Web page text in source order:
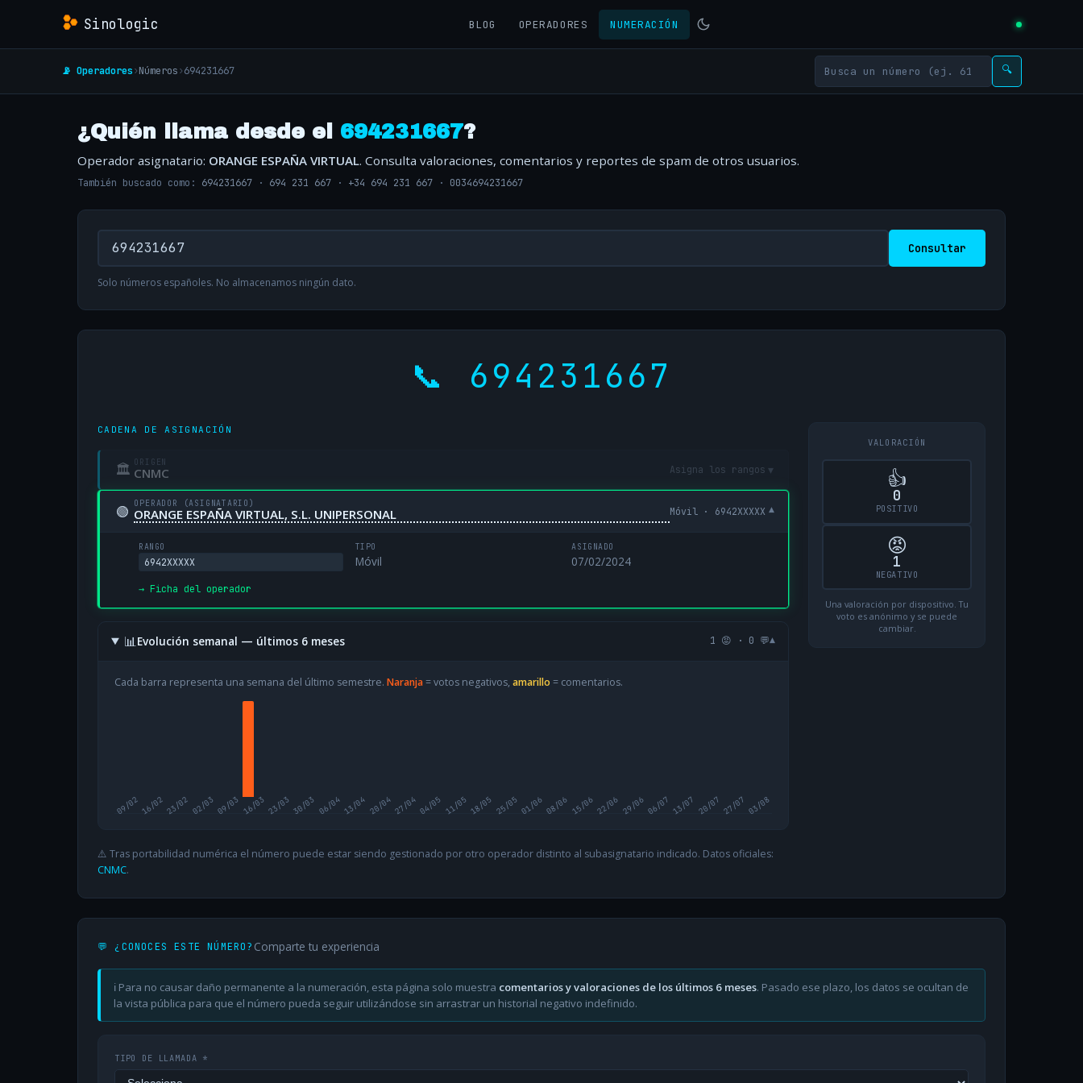
Sinologic BLOG OPERADORES NUMERACIÓN
📡 Operadores›Números›694231667 🔍
¿Quién llama desde el 694231667?
Operador asignatario: ORANGE ESPAÑA VIRTUAL. Consulta valoraciones, comentarios y reportes de spam de otros usuarios.
También buscado como: 694231667 · 694 231 667 · +34 694 231 667 · 0034694231667
Consultar
Solo números españoles. No almacenamos ningún dato.
📞 694231667
CADENA DE ASIGNACIÓN
🏛 ORIGEN
CNMC Asigna los rangos ▾
🟢 OPERADOR (ASIGNATARIO)
ORANGE ESPAÑA VIRTUAL, S.L. UNIPERSONAL Móvil · 6942XXXXX ▾
RANGO
6942XXXXX
TIPO
Móvil
ASIGNADO
07/02/2024
→ Ficha del operador
📊Evolución semanal — últimos 6 meses 1 😡 · 0 💬▾
Cada barra representa una semana del último semestre. Naranja= votos negativos, amarillo = comentarios.
09/0216/0223/02 02/03 09/03 16/03 23/03 30/03 06/0413/04 20/0427/0404/05 11/0518/05 25/0501/0608/06 15/0622/06 29/0606/07 13/07 20/07 27/07 03/08
⚠️ Tras portabilidad numérica el número puede estar siendo gestionado por otro operador distinto al subasignatario indicado. Datos oficiales:
CNMC.
VALORACIÓN
👍
0
POSITIVO
😡
1
NEGATIVO
Una valoración por dispositivo. Tu
voto es anónimo y se puede
cambiar.
💬 ¿CONOCES ESTE NÚMERO? Comparte tu experiencia
ℹ️ Para no causar daño permanente a la numeración, esta página solo muestra comentarios y valoraciones de los últimos 6 meses. Pasado ese plazo, los datos se ocultan de
la vista pública para que el número pueda seguir utilizándose sin arrastrar un historial negativo indefinido.
TIPO DE LLAMADA *